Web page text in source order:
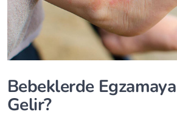
Bebeklerde
Gelir?